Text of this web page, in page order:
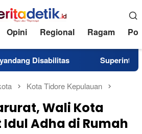
Opini Regional Ragam
Superintendent NHM
Kota Tidore Kepulauan
Wali Kota
Adha di Rumah